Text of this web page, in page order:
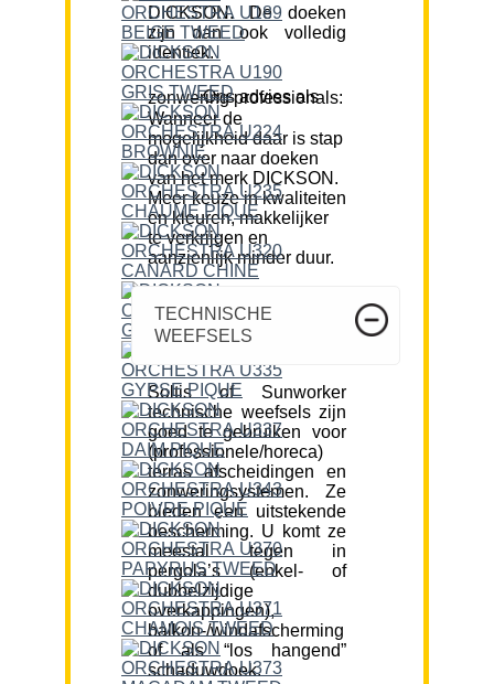
DICKSON. De doeken
zijn dan ook volledig
identiek.
Ons advies als zonwering professionals:
Wanneer de
mogelijkheid daar is stap
dan over naar doeken
van het merk DICKSON.
Meer keuze in kwaliteiten
en kleuren, makkelijker
te verkrijgen en
aanzienlijk minder duur.
TECHNISCHE
WEEFSELS
Soltis of Sunworker
technische weefsels zijn
goed te gebruiken voor
(professionele/horeca)
terras afscheidingen en
zonweringsystemen. Ze
bieden een uitstekende
bescherming. U komt ze
meestal tegen in
pergola’s (enkel- of
dubbelzijdige
overkappingen),
balkon-/windafscherming
of als “los hangend”
schaduwdoek.